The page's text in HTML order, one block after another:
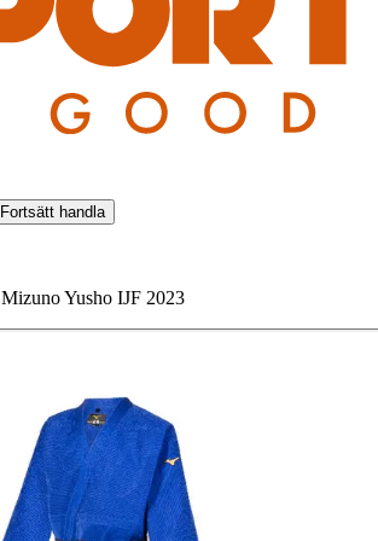
Fortsätt handla
Yusho IJF 2023